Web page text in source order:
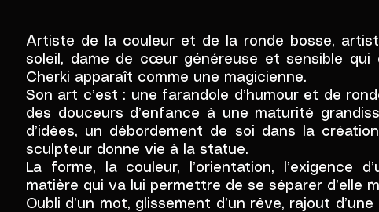
Artiste de la couleur et de la ronde bosse,
soleil, dame de cœur généreuse et sensible
Cherki apparaît comme une magicienne.
Son art c’est : une farandole d’humour et de
des douceurs d’enfance à une maturité
d’idées, un débordement de soi dans la
sculpteur donne vie à la statue.
La forme, la couleur, l’orientation, l’exigence
matière qui va lui permettre de se séparer d’elle
Oubli d’un mot, glissement d’un rêve, rajout